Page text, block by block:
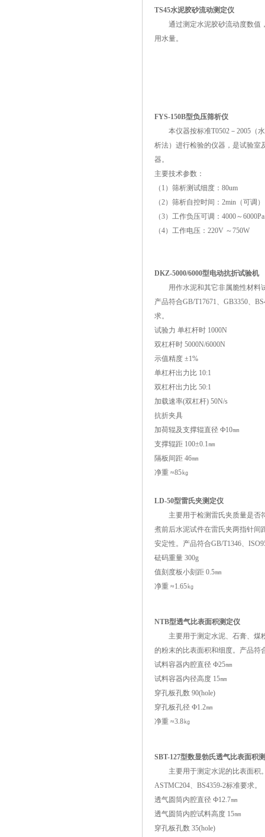
TS45水泥胶砂流动测定仪
通过测定水泥胶砂流动度数值
用水量。
FYS-150B型负压筛析仪
本仪器按标准T0502－2005（水
析法）进行检验的仪器，是试验室
器。
主要技术参数：
（1）筛析测试细度：80um
（2）筛析自控时间：2min（可调）
（3）工作负压可调：4000～6000Pa
（4）工作电压：220V ～750W
DKZ-5000/6000型电动抗折试验机
用作水泥和其它非属脆性材料
产品符合GB/T17671、GB3350、
求。
试验力 单杠杆时 1000N
双杠杆时 5000N/6000N
示值精度 ±1%
单杠杆出力比 10:1
双杠杆出力比 50:1
加载速率(双杠杆) 50N/s
抗折夹具
加荷辊及支撑辊直径 Ф10㎜
支撑辊距 100±0.1㎜
隔板间距 46㎜
净重 ≈85㎏
LD-50型雷氏夹测定仪
主要用于检测雷氏夹质量是否
煮前后水泥试件在雷氏夹两指针间
安定性。产品符合GB/T1346、
砝码重量 300g
值刻度板小刻距 0.5㎜
净重 ≈1.65㎏
NTB型透气比表面积测定仪
主要用于测定水泥、石膏、煤
的粉末的比表面积和细度。产品符
试料容器内腔直径 Ф25㎜
试料容器内径高度 15㎜
穿孔板孔数 90(hole)
穿孔板孔径 Ф1.2㎜
净重 ≈3.8㎏
SBT-127型数显勃氏透气比表面积
主要用于测定水泥的比表面积
ASTMC204、BS4359-2标准要求。
透气圆筒内腔直径 Ф12.7㎜
透气圆筒内腔试料高度 15㎜
穿孔板孔数 35(hole)